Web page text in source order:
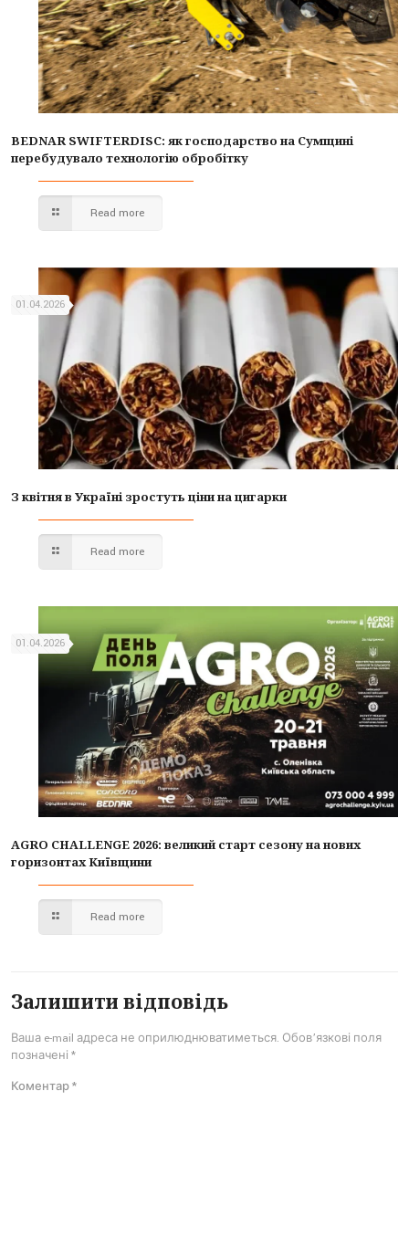
BEDNAR SWIFTERDISC: як господарство на Сумщині
перебудувало технологію обробітку
Read more
01.04.2026
З квітня в Україні зростуть ціни на цигарки
Read more
01.04.2026
AGRO CHALLENGE 2026: великий старт сезону на нових
горизонтах Київщини
Read more
Залишити відповідь
Ваша e-mail адреса не оприлюднюватиметься. Обов’язкові поля
позначені *
Коментар*